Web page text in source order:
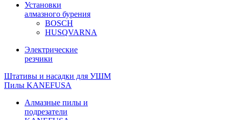
Установки
алмазного бурения
BOSCH
HUSQVARNA
Электрические
резчики
Штативы и насадки для УШМ
Пилы KANEFUSA
Алмазные пилы и
подрезатели